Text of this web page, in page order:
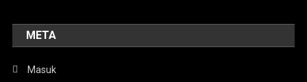
META
Masuk